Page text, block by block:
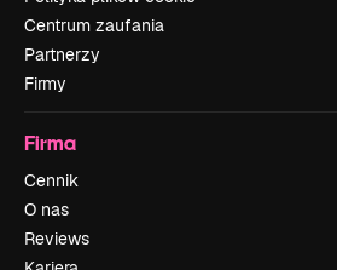
Centrum zaufania
Partnerzy
Firmy
Firma
Cennik
O nas
Reviews